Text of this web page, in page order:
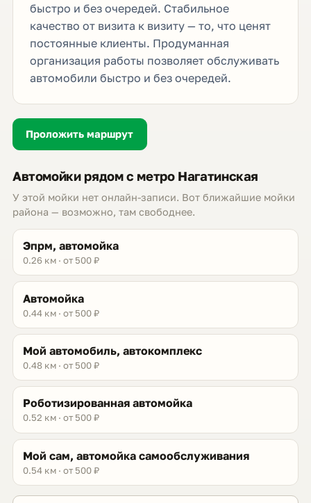
быстро и без очередей. Стабильное
качество от визита к визиту — то, что ценят
постоянные клиенты. Продуманная
организация работы позволяет обслуживать
автомобили быстро и без очередей.
Проложить маршрут
Автомойки рядом с метро Нагатинская
У этой мойки нет онлайн-записи. Вот ближайшие мойки
района — возможно, там свободнее.
Эпрм, автомойка
0.26 км · от 500 ₽
Автомойка
0.44 км · от 500 ₽
Мой автомобиль, автокомплекс
0.48 км · от 500 ₽
Роботизированная автомойка
0.52 км · от 500 ₽
Мой сам, автомойка самообслуживания
0.54 км · от 500 ₽